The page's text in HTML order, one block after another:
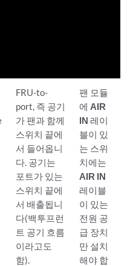
FRU-to-
port, 즉 공기
가 팬과 함께
스위치 끝에
서 들어옵니
다. 공기는
포트가 있는
스위치 끝에
서 배출됩니
다(백투프런
트 공기 흐름
이라고도
함).
팬 모듈
에 AIR
IN레이
블이 있
는 스위
치에는
AIR IN
레이블
이 있는
전원 공
급 장치
만 설치
해야 합